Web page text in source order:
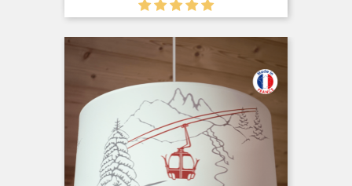
Vista rápida